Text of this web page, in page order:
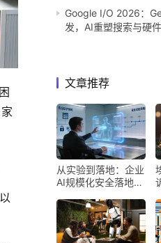
Google I/O 2026：
发，AI重塑搜索与硬
文章推荐
从实验到落地：企业
AI规模化安全落地的